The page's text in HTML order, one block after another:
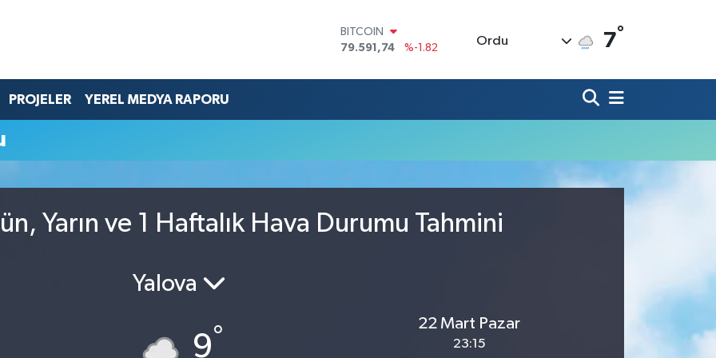
BITCOIN
79.591,74
%-1.82
45,43620
%0.02
BİST100
Ordu 7°
PROJELER YEREL MEDYA RAPORU
Yarın ve 1 Haftalık Hava Durumu Tahmini
Yalova
9°
22 Mart Pazar
23:15